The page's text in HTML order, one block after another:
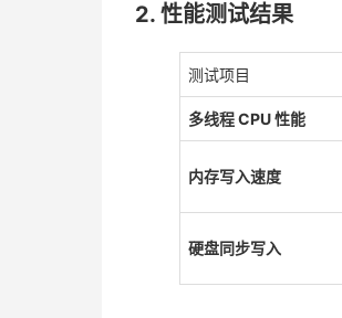
2. 性能测试结果
测试项目
多线程 CPU 性能
内存写入速度
硬盘同步写入